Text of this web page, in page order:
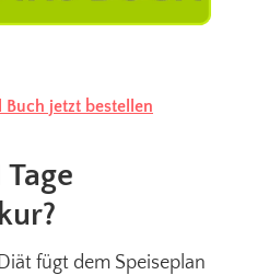
Buch jetzt bestellen
fügt dem Speiseplan